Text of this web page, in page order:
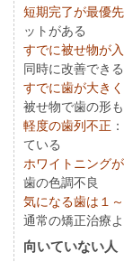
短期完了が最優先
ットがある
すでに被せ物が
同時に改善できる
すでに歯が大き
被せ物で歯の形
軽度の歯列不正
ている
ホワイトニング
歯の色調不良
気になる歯は１
通常の矯正治療
向いていない人